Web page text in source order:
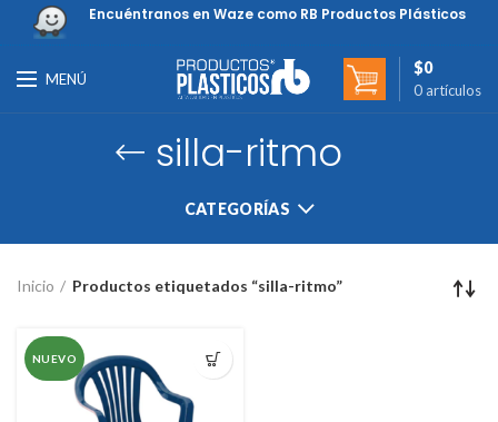
Encuéntranos en Waze como RB Productos Plásticos
MENÚ
0 artículos
$0
silla-ritmo
CATEGORÍAS
Inicio Productos etiquetados “silla-ritmo”
NUEVO